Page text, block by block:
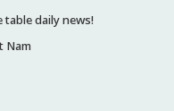
table daily news!
Nam